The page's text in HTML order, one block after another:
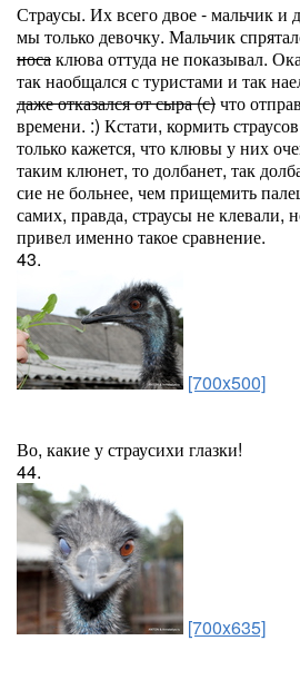
Страусы. Их всего двое - мальчик и
мы только девочку. Мальчик
носаклюва оттуда не показывал.
так наобщался с туристами и так
даже отказался от сыра (с)что
времени. :) Кстати, кормить
только кажется, что клювы у них
таким клюнет, то долбанет, так
сие не больнее, чем прищемить
самих, правда, страусы не клевали,
привел именно такое сравнение.
43.
[700x500]
Во, какие у страусихи глазки!
44.
[700x635]